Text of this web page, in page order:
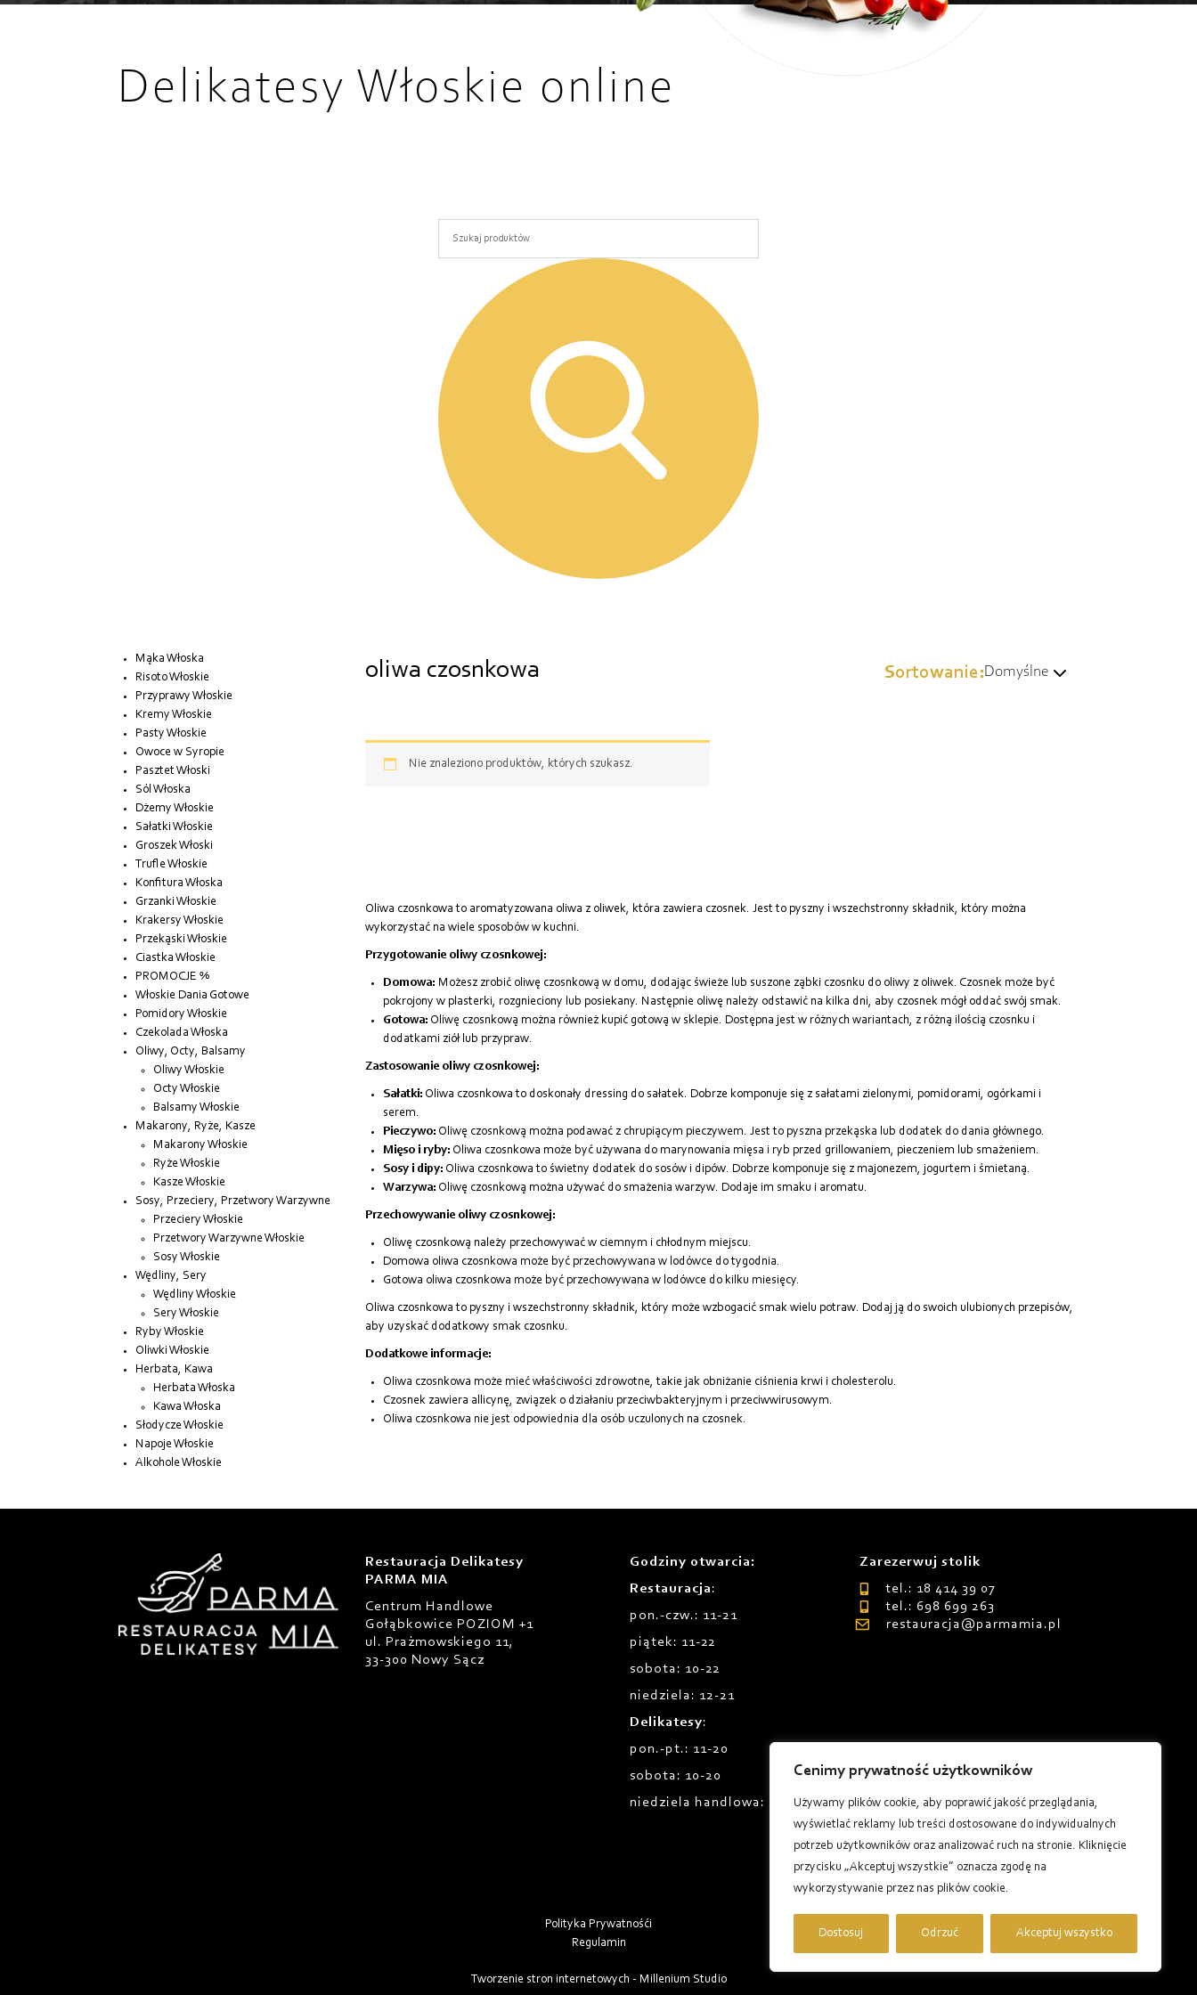
Cenimy prywatność użytkowników
Używamy plików cookie, aby poprawić jakość przeglądania,
wyświetlać reklamy lub treści dostosowane do indywidualnych
potrzeb użytkowników oraz analizować ruch na stronie. Kliknięcie
przycisku „Akceptuj wszystkie” oznacza zgodę na
wykorzystywanie przez nas plików cookie.
Dostosuj Odrzuć Akceptuj wszystko
Delikatesy Włoskie online
Mąka Włoska
Risoto Włoskie
Przyprawy Włoskie
Kremy Włoskie
Pasty Włoskie
Owoce w Syropie
Pasztet Włoski
Sól Włoska
Dżemy Włoskie
Sałatki Włoskie
Groszek Włoski
Trufle Włoskie
Konfitura Włoska
Grzanki Włoskie
Krakersy Włoskie
Przekąski Włoskie
Ciastka Włoskie
PROMOCJE %
Włoskie Dania Gotowe
Pomidory Włoskie
Czekolada Włoska
Oliwy, Octy, Balsamy
Oliwy Włoskie
Octy Włoskie
Balsamy Włoskie
Makarony, Ryże, Kasze
Makarony Włoskie
Ryże Włoskie
Kasze Włoskie
Sosy, Przeciery, Przetwory Warzywne
Przeciery Włoskie
Przetwory Warzywne Włoskie
Sosy Włoskie
Wędliny, Sery
Wędliny Włoskie
Sery Włoskie
Ryby Włoskie
Oliwki Włoskie
Herbata, Kawa
Herbata Włoska
Kawa Włoska
Słodycze Włoskie
Napoje Włoskie
Alkohole Włoskie
oliwa czosnkowa Sortowanie:Domyślne
Nie znaleziono produktów, których szukasz.
Oliwa czosnkowa to aromatyzowana oliwa z oliwek, która zawiera czosnek. Jest to pyszny i wszechstronny składnik, który można
wykorzystać na wiele sposobów w kuchni.
Przygotowanie oliwy czosnkowej:
Domowa: Możesz zrobić oliwę czosnkową w domu, dodając świeże lub suszone ząbki czosnku do oliwy z oliwek. Czosnek może być
pokrojony w plasterki, rozgnieciony lub posiekany. Następnie oliwę należy odstawić na kilka dni, aby czosnek mógł oddać swój smak.
Gotowa: Oliwę czosnkową można również kupić gotową w sklepie. Dostępna jest w różnych wariantach, z różną ilością czosnku i
dodatkami ziół lub przypraw.
Zastosowanie oliwy czosnkowej:
Sałatki: Oliwa czosnkowa to doskonały dressing do sałatek. Dobrze komponuje się z sałatami zielonymi, pomidorami, ogórkami i
serem.
Pieczywo: Oliwę czosnkową można podawać z chrupiącym pieczywem. Jest to pyszna przekąska lub dodatek do dania głównego.
Mięso i ryby: Oliwa czosnkowa może być używana do marynowania mięsa i ryb przed grillowaniem, pieczeniem lub smażeniem.
Sosy i dipy: Oliwa czosnkowa to świetny dodatek do sosów i dipów. Dobrze komponuje się z majonezem, jogurtem i śmietaną.
Warzywa: Oliwę czosnkową można używać do smażenia warzyw. Dodaje im smaku i aromatu.
Przechowywanie oliwy czosnkowej:
Oliwę czosnkową należy przechowywać w ciemnym i chłodnym miejscu.
Domowa oliwa czosnkowa może być przechowywana w lodówce do tygodnia.
Gotowa oliwa czosnkowa może być przechowywana w lodówce do kilku miesięcy.
Oliwa czosnkowa to pyszny i wszechstronny składnik, który może wzbogacić smak wielu potraw. Dodaj ją do swoich ulubionych przepisów,
aby uzyskać dodatkowy smak czosnku.
Dodatkowe informacje:
Oliwa czosnkowa może mieć właściwości zdrowotne, takie jak obniżanie ciśnienia krwi i cholesterolu.
Czosnek zawiera allicynę, związek o działaniu przeciwbakteryjnym i przeciwwirusowym.
Oliwa czosnkowa nie jest odpowiednia dla osób uczulonych na czosnek.
Restauracja Delikatesy
PARMA MIA
Centrum Handlowe
Gołąbkowice POZIOM +1
ul. Prażmowskiego 11,
33-300 Nowy Sącz
Godziny otwarcia:
Restauracja:
pon.-czw.: 11-21
piątek: 11-22
sobota: 10-22
niedziela: 12-21
Delikatesy:
pon.-pt.: 11-20
sobota: 10-20
niedziela handlowa: 12-18
Zarezerwuj stolik
tel.: 18 414 39 07
tel.: 698 699 263
restauracja@parmamia.pl
Polityka Prywatnośći
Regulamin
Tworzenie stron internetowych - Millenium Studio